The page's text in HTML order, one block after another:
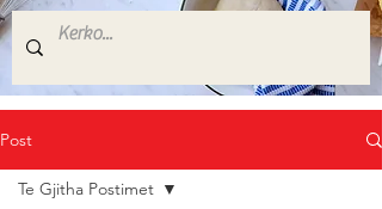
Post
Te Gjitha Postimet